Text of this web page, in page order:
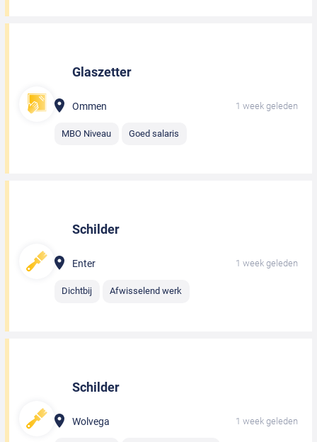
Glaszetter
Ommen 1 week geleden
MBO Niveau Goed salaris
Schilder
Enter 1 week geleden
Dichtbij Afwisselend werk
Schilder
Wolvega 1 week geleden